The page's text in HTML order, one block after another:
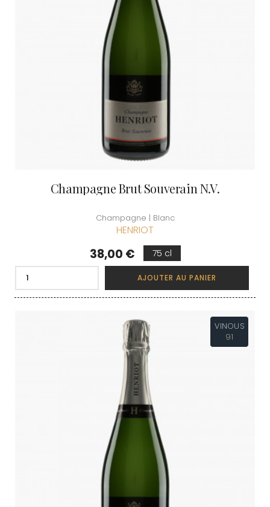
Champagne Brut Souverain N.V.
Champagne | Blanc
HENRIOT
Prix
38,00 € 75 cl
AJOUTER AU PANIER
VINOUS
91